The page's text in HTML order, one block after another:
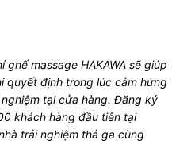
massage HAKAWA sẽ giúp
quyết định trong lúc cảm hứng
tại cửa hàng. Đăng ký
khách hàng đầu tiên tại
trải nghiệm thả ga cùng